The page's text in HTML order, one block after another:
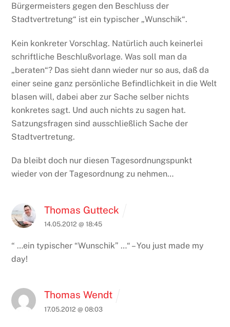
Bürgermeisters gegen den Beschluss der
Stadtvertretung“ ist ein typischer „Wunschik“.
Kein konkreter Vorschlag. Natürlich auch keinerlei
schriftliche Beschlußvorlage. Was soll man da
„beraten“? Das sieht dann wieder nur so aus, daß da
einer seine ganz persönliche Befindlichkeit in die Welt
blasen will, dabei aber zur Sache selber nichts
konkretes sagt. Und auch nichts zu sagen hat.
Satzungsfragen sind ausschließlich Sache der
Stadtvertretung.
Da bleibt doch nur diesen Tagesordnungspunkt
wieder von der Tagesordnung zu nehmen…
Thomas Gutteck
14.05.2012 @ 18:45
“ …ein typischer “Wunschik” …“ – You just made my
day!
Thomas Wendt
17.05.2012 @ 08:03